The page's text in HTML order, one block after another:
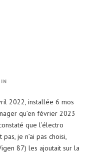
2022, installée 6 mos
qu’en février 2023
que l’électro
je n’ai pas choisi,
87) les ajoutait sur la